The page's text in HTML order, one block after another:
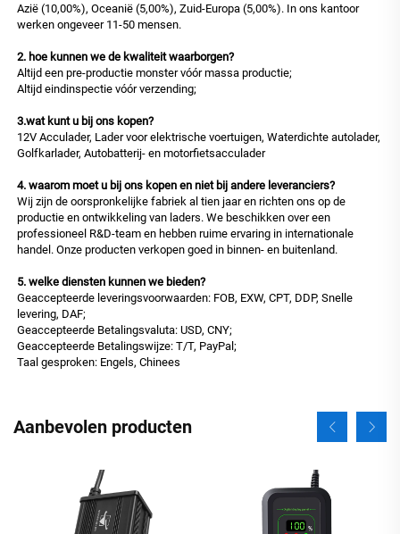
Azië (10,00%), Oceanië (5,00%), Zuid-Europa (5,00%). In ons kantoor
werken ongeveer 11-50 mensen.
2. hoe kunnen we de kwaliteit waarborgen?
Altijd een pre-productie monster vóór massa productie;
Altijd eindinspectie vóór verzending;
3.wat kunt u bij ons kopen?
12V Acculader, Lader voor elektrische voertuigen, Waterdichte autolader,
Golfkarlader, Autobatterij- en motorfietsacculader
4. waarom moet u bij ons kopen en niet bij andere leveranciers?
Wij zijn de oorspronkelijke fabriek al tien jaar en richten ons op de
productie en ontwikkeling van laders. We beschikken over een
professioneel R&D-team en hebben ruime ervaring in internationale
handel. Onze producten verkopen goed in binnen- en buitenland.
5. welke diensten kunnen we bieden?
Geaccepteerde leveringsvoorwaarden: FOB, EXW, CPT, DDP, Snelle
levering, DAF;
Geaccepteerde Betalingsvaluta: USD, CNY;
Geaccepteerde Betalingswijze: T/T, PayPal;
Taal gesproken: Engels, Chinees
Aanbevolen producten